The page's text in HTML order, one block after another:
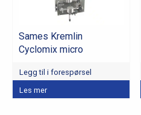
Sames Kremlin
Cyclomix micro
Legg til i forespørsel
Les mer